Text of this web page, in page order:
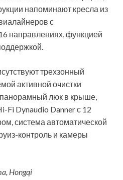
напоминают кресла из
с
направлениях, функцией
трехзонный
активной очистки
панорамный люк в крыше,
Fi Dynaudio Danner с 12
система автоматической
контроль и камеры
Hongqi